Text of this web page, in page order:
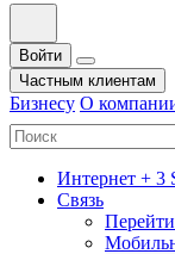
Войти
Частным клиентам
Бизнесу О
Интернет + 3
Связь